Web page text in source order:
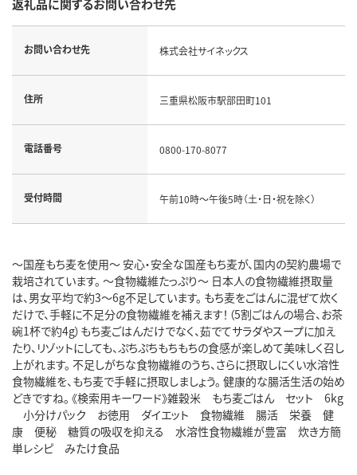
お問い合わせ先 株式会社サイネックス
住所 三重県松阪市駅部田町101
電話番号 0800-170-8077
受付時間 午前10時～午後5時（土・日・祝を除く）
～国産もち麦を使用～ 安心・安全な国産もち麦が、国内の契約農場で
栽培されています。 ～食物繊維たっぷり～ 日本人の食物繊維摂取量
は、男女平均で約3～6g不足しています。 もち麦をごはんに混ぜて炊く
だけで、手軽に不足分の食物繊維を補えます！（5割ごはんの場合、お茶
碗1杯で約4g）もち麦ごはんだけでなく、茹でてサラダやスープに加え
たり、リゾットにしても、ぷちぷちもちもちの食感が楽しめて美味しく召し
上がれます。 不足しがちな食物繊維のうち、さらに摂取しにくい水溶性
食物繊維を、もち麦で手軽に摂取しましょう。 健康的な腸活生活の始め
どきですね。 《検索用キーワード》雑穀米 もち麦ごはん セット 6kg
小分けパック お徳用 ダイエット 食物繊維 腸活 栄養 健
康 便秘 糖質の吸収を抑える 水溶性食物繊維が豊富 炊き方簡
単レシピ みたけ食品